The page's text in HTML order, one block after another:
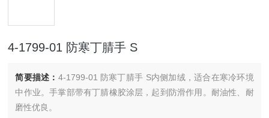
4-1799-01 防寒丁腈手 S
简要描述： 4-1799-01 防寒丁腈手 S内侧加绒，适合在寒冷环境
中作业。手掌部带有丁腈橡胶涂层，起到防滑作用。耐油性、耐
磨性优良。